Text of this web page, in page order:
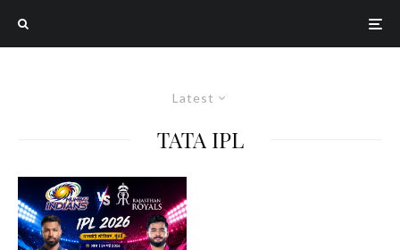
Latest
TATA IPL